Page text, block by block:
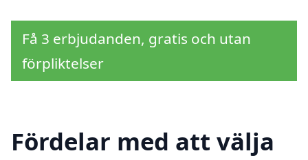
Få 3 erbjudanden, gratis och utan
förpliktelser
Fördelar med att välja